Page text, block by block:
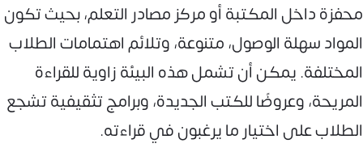
محفزة داخل المكتبة أو مركز مصادر التعلم، بحيث تكون
المواد سهلة الوصول، متنوعة، وتلائم اهتمامات الطلاب
المختلفة. يمكن أن تشمل هذه البيئة زاوية للقراءة
المريحة، وعروضًا للكتب الجديدة، وبرامج تثقيفية تشجع
الطلاب على اختيار ما يرغبون في قراءته.